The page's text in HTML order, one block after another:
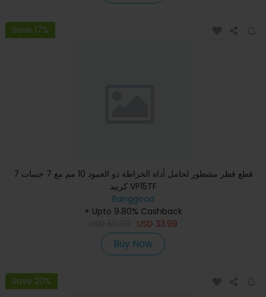
Save 17%
7 قطع قطر مشطور لحامل أداة الخراطة ذو العمود 10 مم مع 7 حبيبات
كربيد VP15TF
Banggood
+ Upto 9.80% Cashback
USD 33.99
Buy Now
Save 20%